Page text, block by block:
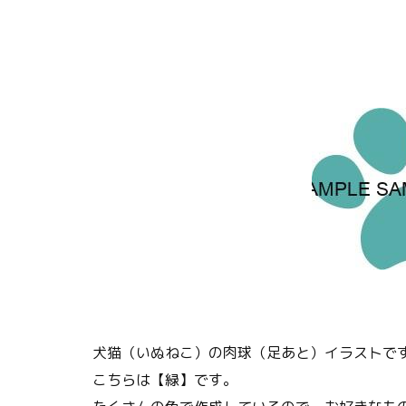
犬猫（いぬねこ）の肉球（足あと）イラストで
こちらは【緑】です。